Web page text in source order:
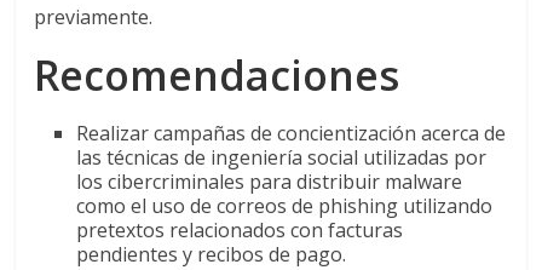
previamente.
Recomendaciones
Realizar campañas de concientización acerca de
las técnicas de ingeniería social utilizadas por
los cibercriminales para distribuir malware
como el uso de correos de phishing utilizando
pretextos relacionados con facturas
pendientes y recibos de pago.